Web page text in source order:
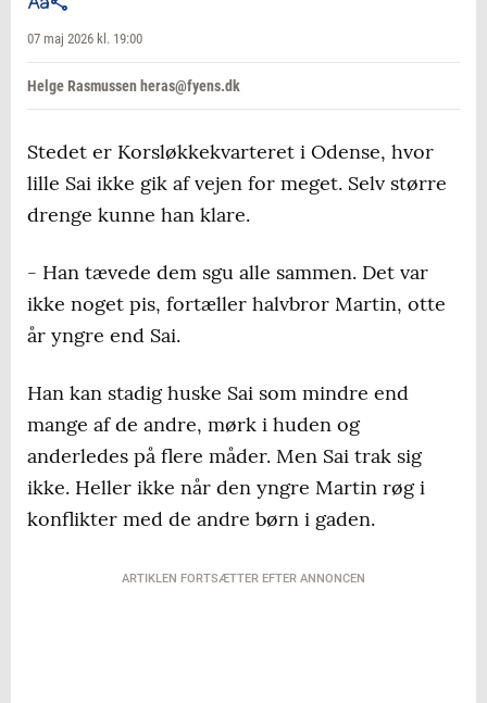
07 maj 2026 kl. 19:00
Helge Rasmussen heras@fyens.dk
Stedet er Korsløkkekvarteret i Odense, hvor
lille Sai ikke gik af vejen for meget. Selv større
drenge kunne han klare.
- Han tævede dem sgu alle sammen. Det var
ikke noget pis, fortæller halvbror Martin, otte
år yngre end Sai.
Han kan stadig huske Sai som mindre end
mange af de andre, mørk i huden og
anderledes på flere måder. Men Sai trak sig
ikke. Heller ikke når den yngre Martin røg i
konflikter med de andre børn i gaden.
ARTIKLEN FORTSÆTTER EFTER ANNONCEN